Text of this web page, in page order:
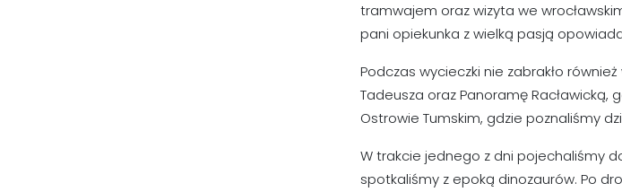
tramwajem oraz wizyta we
pani opiekunka z wielką pasją
Podczas wycieczki nie zabrakło
Tadeusza oraz Panoramę
Ostrowie Tumskim, gdzie poznaliśmy
W trakcie jednego z dni pojechaliśmy
spotkaliśmy z epoką dinozaurów. Po